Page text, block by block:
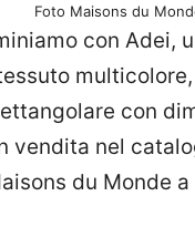
Foto Maisons du
con Adei,
multicolore,
con
vendita nel
du Monde a